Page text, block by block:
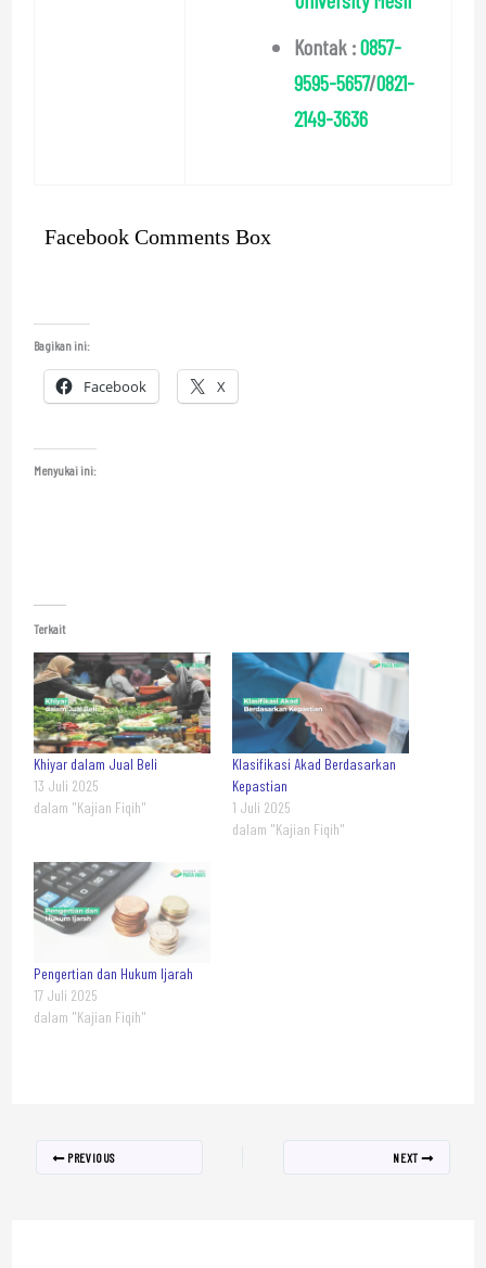
Kontak :0857-
9595-5657/0821-
2149-3636
Facebook Comments Box
Bagikan ini:
Facebook X
Menyukai ini:
Terkait
Khiyar dalam Jual Beli
13 Juli 2025
dalam "Kajian Fiqih"
Klasifikasi Akad Berdasarkan
Kepastian
1 Juli 2025
dalam "Kajian Fiqih"
Pengertian dan Hukum Ijarah
17 Juli 2025
dalam "Kajian Fiqih"
PREVIOUS NEXT